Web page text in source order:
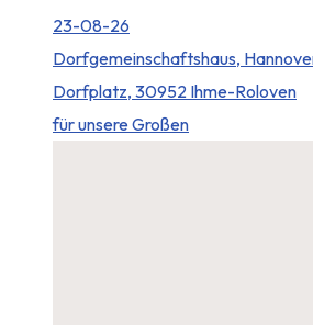
23-08-26
Dorfgemeinschaftshaus,
Dorfplatz, 30952 Ihme-Roloven
für unsere Großen